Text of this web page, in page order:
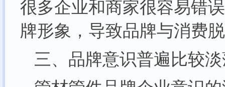
很多企业和商家很容易错
牌形象，导致品牌与消费
三、品牌意识普遍比较